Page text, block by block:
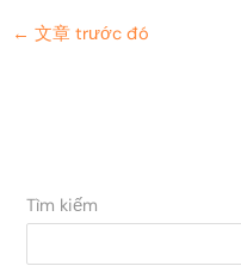
Tìm kiếm
← 文章 trước đó